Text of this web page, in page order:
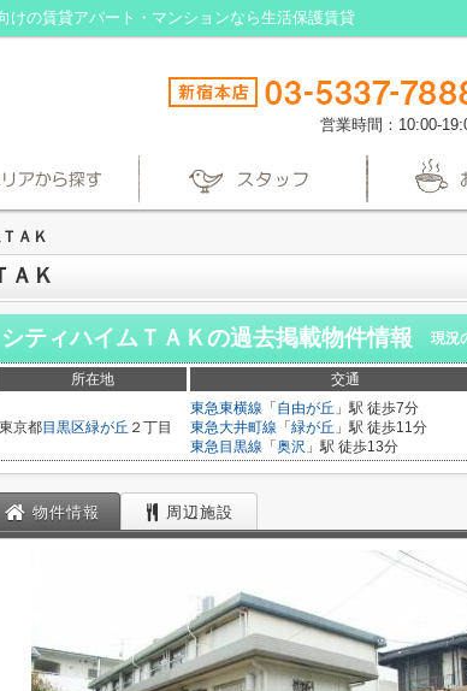
けの賃貸アパート・マンションなら生活保護賃貸
営業時間：10:00-
ＡＫ
ＡＫ
シティハイムＴＡＫの過去掲載物件情報 現況
所在地 交通
東京都目黒区緑が丘 ２丁目
東急東横線 「 自由が丘 」駅 徒歩7分
東急大井町線 「 緑が丘 」駅 徒歩11分
東急目黒線 「 奥沢 」駅 徒歩13分
物件情報 周辺施設